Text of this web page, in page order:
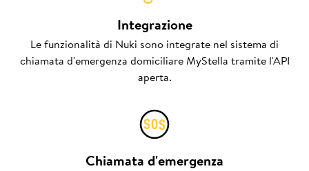
Integrazione
Le funzionalità di Nuki sono integrate nel sistema di
chiamata d'emergenza domiciliare MyStella tramite l'API
aperta.
Chiamata d'emergenza